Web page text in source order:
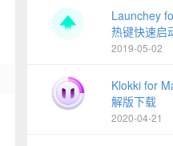
Launchey
热键快速启
2019-05-02
Klokki for
解版下载
2020-04-21